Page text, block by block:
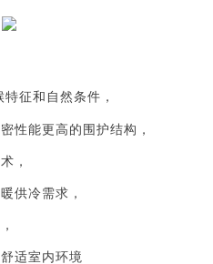
征和自然条件，
性能更高的围护结构，
，
供冷需求，
适室内环境